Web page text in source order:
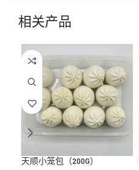
相关产品
天顺小笼包（200G）